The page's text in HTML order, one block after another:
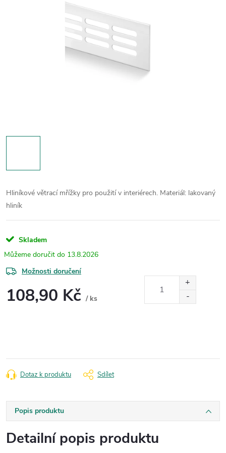
Hliníkové větrací mřížky pro použití v interiérech. Materiál: lakovaný
hliník
Skladem
13.8.2026
Možnosti doručení
108,90 Kč / ks
Dotaz k produktu Sdílet
Popis produktu
Detailní popis produktu